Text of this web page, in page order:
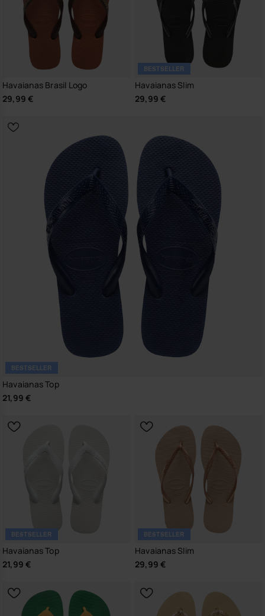
Havaianas Brasil Logo
29,99 €
BESTSELLER
Havaianas Slim
29,99 €
BESTSELLER
Havaianas Top
21,99 €
BESTSELLER
Havaianas Top
21,99 €
BESTSELLER
Havaianas Slim
29,99 €